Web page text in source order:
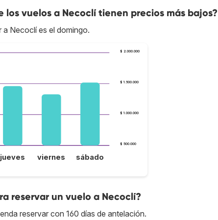
los vuelos a Necoclí tienen precios más bajos?
a Necoclí es el domingo.
$ 500.000
$ 1.000.000
$ 1.500.000
$ 2.000.000
jueves viernes sábado
reservar un vuelo a Necoclí?
reservar con 160 días de antelación.